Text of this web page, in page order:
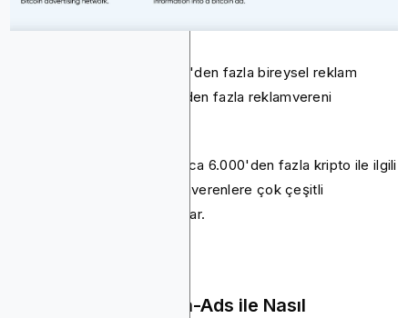
Platform, toplamda 100.000'den fazla bireysel reklam
kampanyası yürüten 4.000'den fazla reklamvereni
Bitmedia'nın yayıncı ağı ayrıca 6.000'den fazla kripto ile ilgili
web sitesini içerir ve reklamverenlere çok çeşitli
yerleştirme seçenekleri sunar.
Bitmedia, Blockchain-Ads ile Nasıl